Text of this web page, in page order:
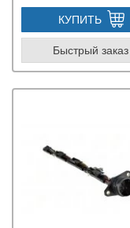
КУПИТЬ
Быстрый заказ